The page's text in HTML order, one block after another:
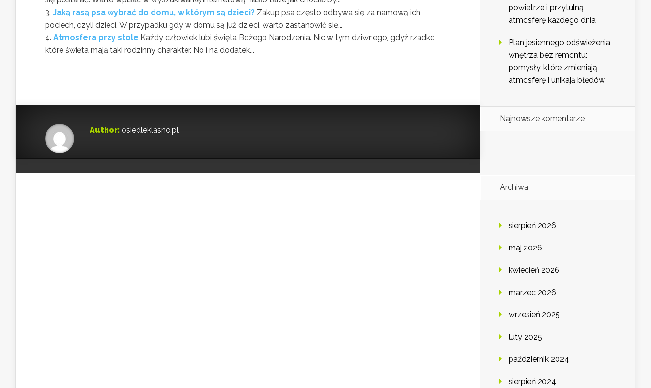
Jaką rasą psa wybrać do domu, w którym są dzieci? Zakup psa często odbywa się za namową ich
pociech, czyli dzieci. W przypadku gdy w domu są już dzieci, warto zastanowić się...
Atmosfera przy stole Każdy człowiek lubi święta Bożego Narodzenia. Nic w tym dziwnego, gdyż rzadko
które święta mają taki rodzinny charakter. No i na dodatek...
Author: osiedleklasno.pl
powietrze i przytulną
atmosferę każdego dnia
Plan jesiennego odświeżenia
wnętrza bez remontu:
pomysły, które zmieniają
atmosferę i unikają błędów
Najnowsze komentarze
Archiwa
sierpień 2026
maj 2026
kwiecień 2026
marzec 2026
wrzesień 2025
luty 2025
październik 2024
sierpień 2024